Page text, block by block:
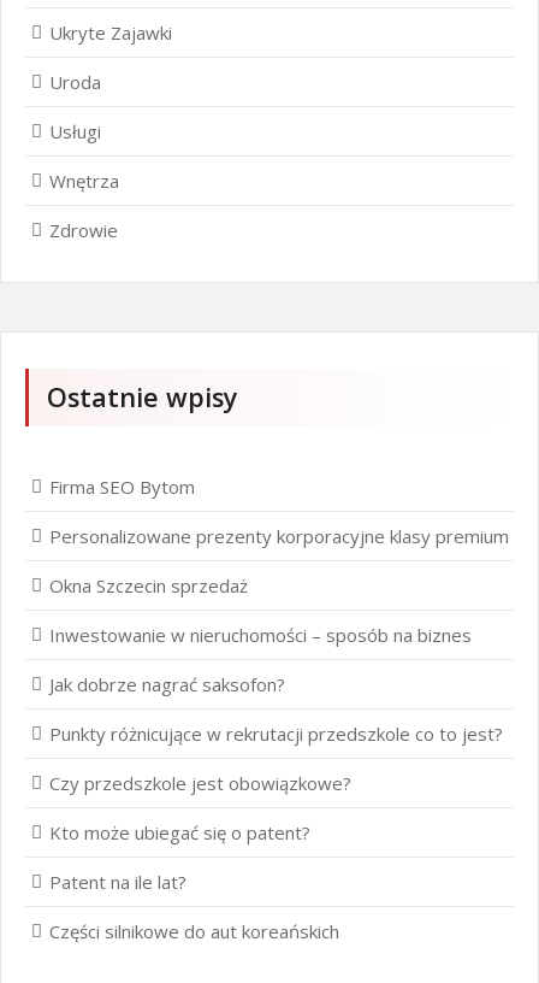
Ukryte Zajawki
Uroda
Usługi
Wnętrza
Zdrowie
Ostatnie wpisy
Firma SEO Bytom
Personalizowane prezenty korporacyjne klasy premium
Okna Szczecin sprzedaż
Inwestowanie w nieruchomości – sposób na biznes
Jak dobrze nagrać saksofon?
Punkty różnicujące w rekrutacji przedszkole co to jest?
Czy przedszkole jest obowiązkowe?
Kto może ubiegać się o patent?
Patent na ile lat?
Części silnikowe do aut koreańskich